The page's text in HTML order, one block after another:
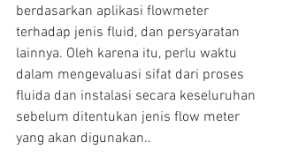
berdasarkan aplikasi flowmeter
terhadap jenis fluid, dan persyaratan
lainnya. Oleh karena itu, perlu waktu
dalam mengevaluasi sifat dari proses
fluida dan instalasi secara keseluruhan
sebelum ditentukan jenis flow meter
yang akan digunakan..